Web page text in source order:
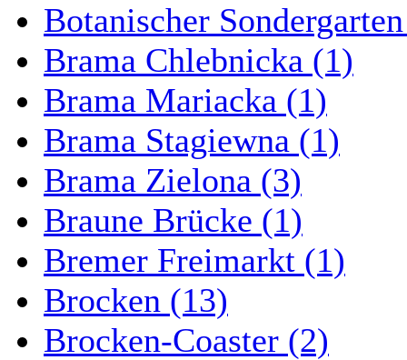
Botanischer
Brama Chlebnicka (1)
Brama Mariacka (1)
Brama Stagiewna (1)
Brama Zielona (3)
Braune Brücke (1)
Bremer Freimarkt (1)
Brocken (13)
Brocken-Coaster (2)